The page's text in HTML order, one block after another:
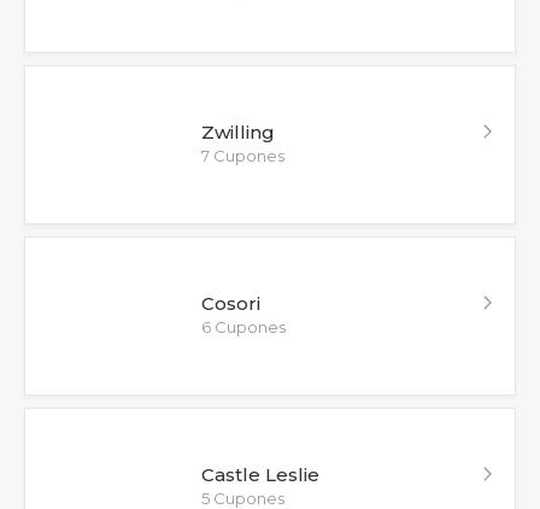
Zwilling
7 Cupones
Cosori
6 Cupones
Castle Leslie
5 Cupones